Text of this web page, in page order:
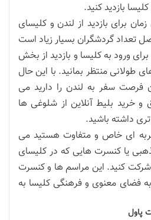
بازدید کنید.
برای بازدید از لندن و کلیسای
تعداد گردشگران بسیار زیاد است
ورود به کلیسا و بازدید از بخش
منتظر بمانید. با این حال
فرصت سفر به لندن را دارید می
و خرید بلیط آنلاین از شلوغی ها
داشته باشید.
ای خاص و متفاوت هستید می
یا کنسرت هایی که در کلیسای
کنید. این مراسم ها و کنسرت
فضای معنوی و فرهنگی کلیسا به
پاول